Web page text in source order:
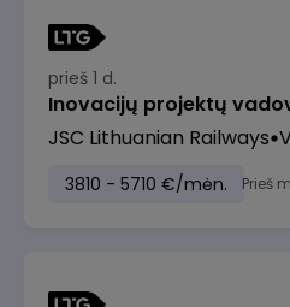
prieš 1 d.
Inovacijų projektų
JSC Lithuanian Railways
3810 - 5710 €/mėn. Prieš